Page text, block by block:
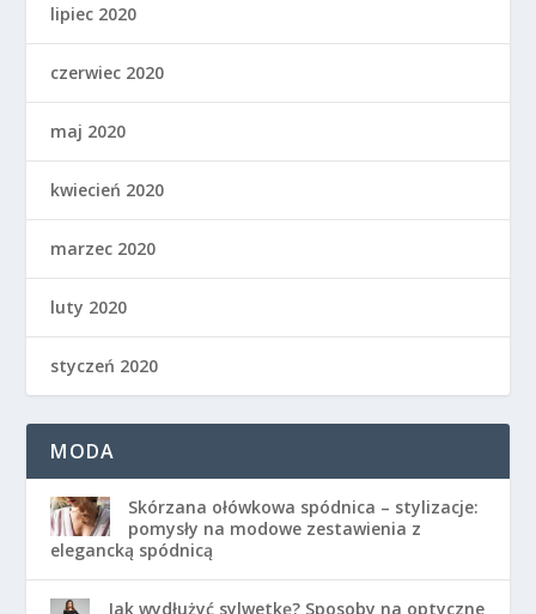
lipiec 2020
czerwiec 2020
maj 2020
kwiecień 2020
marzec 2020
luty 2020
styczeń 2020
MODA
Skórzana ołówkowa spódnica – stylizacje:
pomysły na modowe zestawienia z
elegancką spódnicą
Jak wydłużyć sylwetkę? Sposoby na optyczne